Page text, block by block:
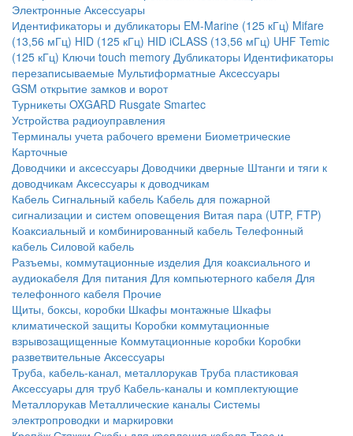
Электронные Аксессуары
Идентификаторы и дубликаторы EM-Marine (125 кГц) Mifare
(13,56 мГц) HID (125 кГц) HID iCLASS (13,56 мГц) UHF Temic
(125 кГц) Ключи touch memory Дубликаторы Идентификаторы
перезаписываемые Мультиформатные Аксессуары
GSM открытие замков и ворот
Турникеты OXGARD Rusgate Smartec
Устройства радиоуправления
Терминалы учета рабочего времени Биометрические
Карточные
Доводчики и аксессуары Доводчики дверные Штанги и тяги к
доводчикам Аксессуары к доводчикам
Кабель Сигнальный кабель Кабель для пожарной
сигнализации и систем оповещения Витая пара (UTP, FTP)
Коаксиальный и комбинированный кабель Телефонный
кабель Силовой кабель
Разъемы, коммутационные изделия Для коаксиального и
аудиокабеля Для питания Для компьютерного кабеля Для
телефонного кабеля Прочие
Щиты, боксы, коробки Шкафы монтажные Шкафы
климатической защиты Коробки коммутационные
взрывозащищенные Коммутационные коробки Коробки
разветвительные Аксессуары
Труба, кабель-канал, металлорукав Труба пластиковая
Аксессуары для труб Кабель-каналы и комплектующие
Металлорукав Металлические каналы Системы
электропроводки и маркировки